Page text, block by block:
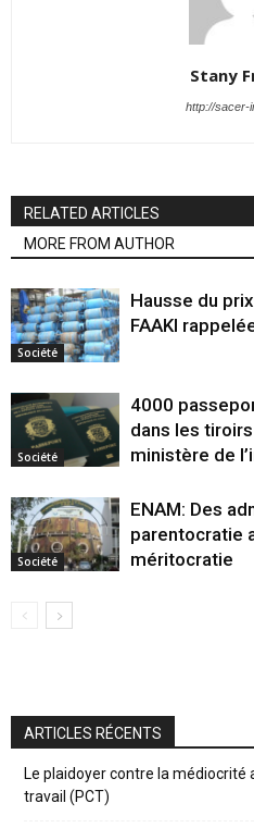
Stany
http://sacer-
RELATED ARTICLES
MORE FROM AUTHOR
Société
Hausse du
FAAKI
Société
4000
dans les
ministère de
Société
ENAM: Des
parentocratie
méritocratie
ARTICLES RÉCENTS
Le plaidoyer contre la médiocrité
travail (PCT)